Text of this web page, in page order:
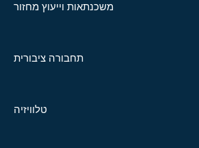
משכנתאות וייעוץ מחזור
תחבורה ציבורית
טלוויזיה